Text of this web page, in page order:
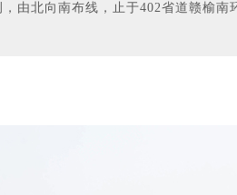
由北向南布线，止于402省道赣榆南